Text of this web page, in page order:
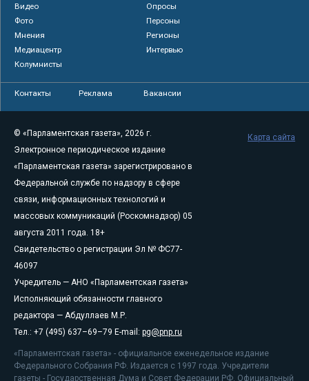
Видео
Опросы
Фото
Персоны
Мнения
Регионы
Медиацентр
Интервью
Колумнисты
Контакты Реклама Вакансии
© «Парламентская газета», 2026 г.
Электронное периодическое издание
«Парламентская газета» зарегистрировано в
Федеральной службе по надзору в сфере
связи, информационных технологий и
массовых коммуникаций (Роскомнадзор) 05
августа 2011 года. 18+
Свидетельство о регистрации Эл № ФС77-
46097
Учредитель — АНО «Парламентская газета»
Исполняющий обязанности главного
редактора — Абдуллаев М.Р.
Тел.: +7 (495) 637–69–79 E-mail: pg@pnp.ru
«Парламентская газета» - официальное еженедельное издание
Федерального Собрания РФ. Издается с 1997 года. Учредители
газеты - Государственная Дума и Совет Федерации РФ. Официальный
Карта сайта